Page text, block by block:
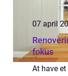
07 april
fokus
At have